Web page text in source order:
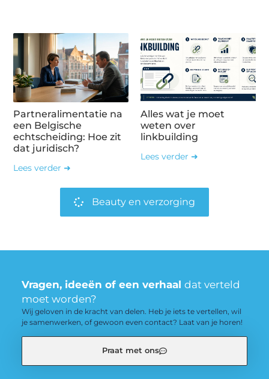
Partneralimentatie na
een Belgische
echtscheiding: Hoe zit
dat juridisch?
Lees verder ➜
Alles wat je moet
weten over
linkbuilding
Lees verder ➜
Beauty en verzorging
Vragen, ideeën of een verhaal dat verteld
moet worden?
Wij geloven in de kracht van delen. Heb je iets te vertellen, wil
je samenwerken, of gewoon even contact? Laat van je horen!
Praat met ons